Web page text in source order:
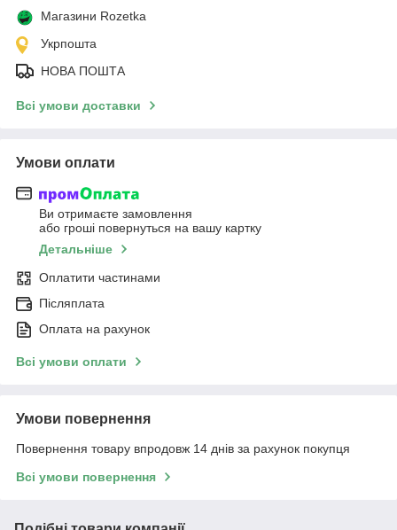
Магазини Rozetka
Укрпошта
НОВА ПОШТА
Всі умови доставки
Умови оплати
Ви отримаєте замовлення
або гроші повернуться на вашу картку
Детальніше
Оплатити частинами
Післяплата
Оплата на рахунок
Всі умови оплати
Умови повернення
Повернення товару впродовж 14 днів за рахунок покупця
Всі умови повернення